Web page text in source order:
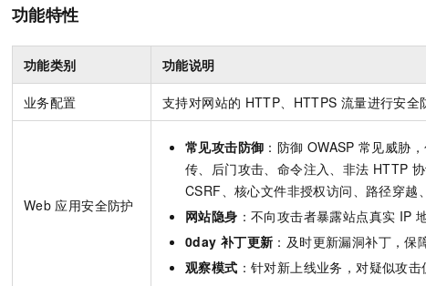
功能特性
功能类别 功能说明
业务配置 支持对网站的 HTTP、HTTPS 流量进行安全
Web 应用安全防护
常见攻击防御 ：防御 OWASP 常见威胁
传、后门攻击、命令注入、非法 HTTP
CSRF、核心文件非授权访问、路径穿越
网站隐身 ：不向攻击者暴露站点真实 IP
0day 补丁更新 ：及时更新漏洞补丁，保
观察模式 ：针对新上线业务，对疑似攻
千问AI平台-Token Plan
个人版上线、团队版降价；千问3.8-Max首发发尝鲜
在线体验全尺寸、多种模态的模型效果
新一代 AI 视频生成模型，深度适配广告营销等场景
丰富多元化的应用模版和解决方案
灵活可视化地构建企业级 Agent
人工智能平台 PAI
AI Native 的算法工程平台，一站式完成
产品新客免费试用，最长12个月
大模型ACA认证体验
助力企业全员 AI 认知与能力提升
AI空中课堂在线直播课堂（旗舰版）
生态解决方案
行业生态解决方案
CRM
财税管理
400电话
广告营销
入门学习赛